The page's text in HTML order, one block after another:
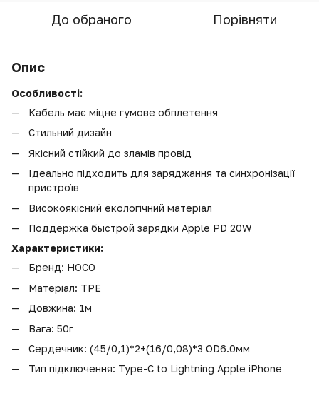
До обраного Порівняти
Опис
Особливості:
Кабель має міцне гумове обплетення
Стильний дизайн
Якісний стійкий до зламів провід
Ідеально підходить для заряджання та синхронізації
пристроїв
Високоякісний екологічний матеріал
Поддержка быстрой зарядки Apple PD 20W
Характеристики:
Бренд: HOCO
Матеріал: TPE
Довжина: 1м
Вага: 50г
Сердечник: (45/0,1)*2+(16/0,08)*3 OD6.0мм
Тип підключення: Type-C to Lightning Apple iPhone